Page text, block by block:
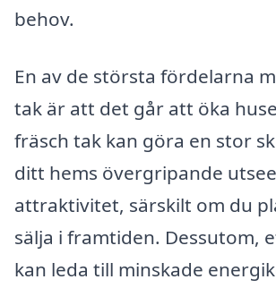
behov.
En av de största fördelarna
tak är att det går att öka
fräsch tak kan göra en stor
ditt hems övergripande
attraktivitet, särskilt om du
sälja i framtiden. Dessutom,
kan leda till minskade